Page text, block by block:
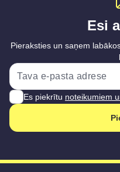
Esi
Pieraksties un saņem
Es piekrītu noteikumiem